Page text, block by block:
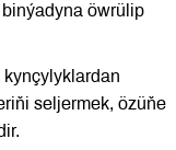
öwrülip
seljermek, özüňe